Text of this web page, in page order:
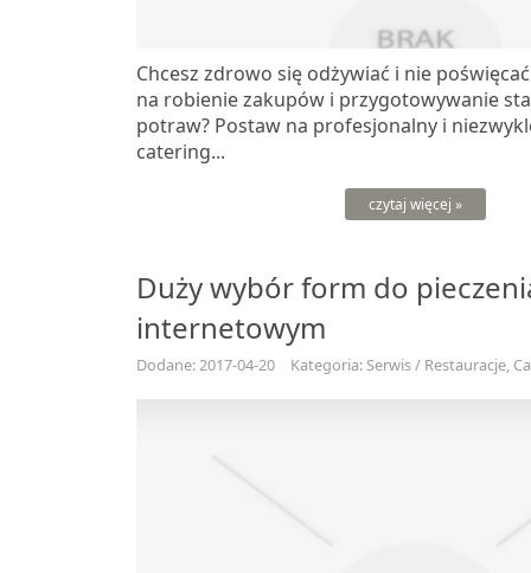
Chcesz zdrowo się odżywiać i nie
na robienie zakupów i przygotowywanie
potraw? Postaw na profesjonalny i
catering...
czytaj więcej »
Duży wybór form do
internetowym
Dodane: 2017-04-20 Kategoria: Serwis / Restauracje,